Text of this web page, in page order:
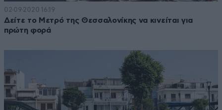
02·09·2020 16:19
Δείτε το Μετρό της Θεσσαλονίκης να κινείται για
πρώτη φορά